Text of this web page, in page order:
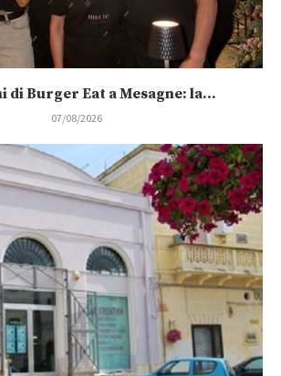
di Burger Eat a Mesagne: la...
07/08/2026